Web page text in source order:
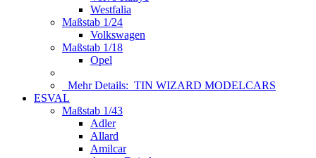
Westfalia
Maßstab 1/24
Volkswagen
Maßstab 1/18
Opel
Mehr Details: TIN WIZARD MODELCARS
ESVAL
Maßstab 1/43
Adler
Allard
Amilcar